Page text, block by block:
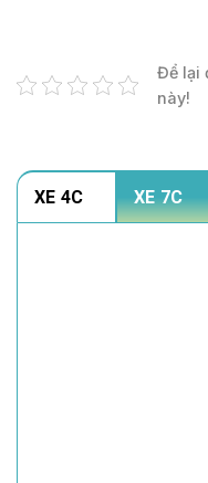
Để lại
này!
XE 4C XE 7C